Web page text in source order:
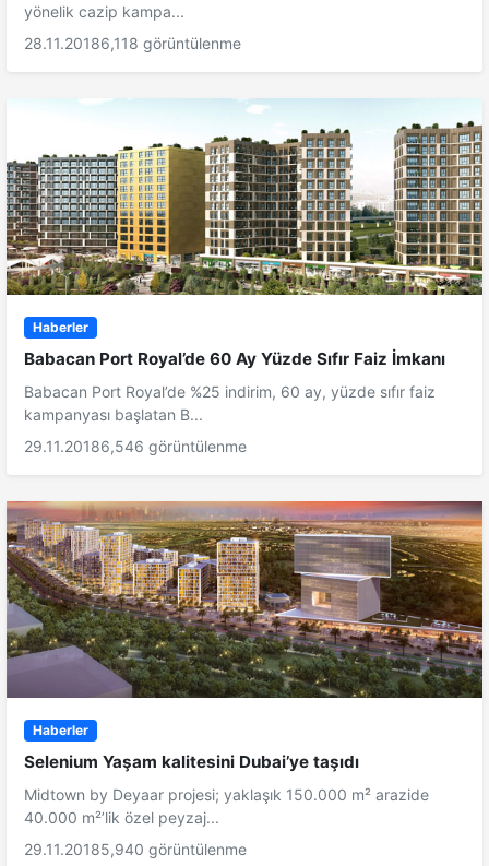
yönelik cazip kampa...
28.11.20186,118 görüntülenme
Haberler
Babacan Port Royal’de 60 Ay Yüzde Sıfır Faiz İmkanı
Babacan Port Royal’de %25 indirim, 60 ay, yüzde sıfır faiz
kampanyası başlatan B...
29.11.20186,546 görüntülenme
Haberler
Selenium Yaşam kalitesini Dubai’ye taşıdı
Midtown by Deyaar projesi; yaklaşık 150.000 m² arazide
40.000 m²’lik özel peyzaj...
29.11.20185,940 görüntülenme